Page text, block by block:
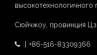
Сюйчжоу, провинция
 丨+86-516-83309366